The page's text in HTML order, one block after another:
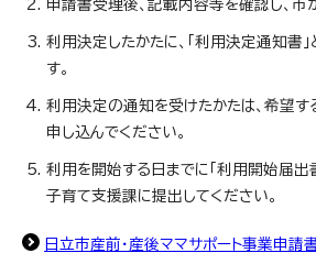
申請書受理後、記載内容等を確認し、市
利用決定したかたに、「利用決定通知書」
す。
利用決定の通知を受けたかたは、希望す
申し込んでください。
利用を開始する日までに「利用開始届出
子育て支援課に提出してください。
日立市産前・産後ママサポート事業申請